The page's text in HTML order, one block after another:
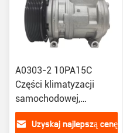
A0303-2 10PA15C
Części klimatyzacji
samochodowej,
kompresor AC do
samochodu Mercedes
Uzyskaj najlepszą cenę